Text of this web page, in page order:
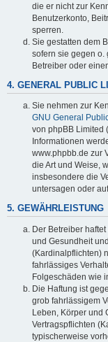
die er nicht zur
Benutzerkonto,
sperren.
Sie gestatten dem
sofern sie gegen o.
Betreiber oder
4. GENERAL PUBLIC
Sie nehmen zur
GNU General
von phpBB Limited
Informationen
www.phpbb.de zur
die Art und Weise,
insbesondere die
untersagen oder
5. GEWÄHRLEISTUNG
Der Betreiber
und Gesundheit
(Kardinalpflichten)
fahrlässiges
Folgeschäden wie
Die Haftung ist
grob fahrlässigem
Leben, Körper und
Vertragspflichten
typischerweise